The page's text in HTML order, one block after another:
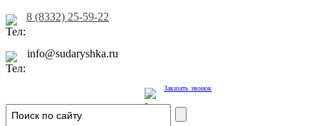
8 (8332) 25-59-22
info@sudaryshka.ru
Заказать звонок